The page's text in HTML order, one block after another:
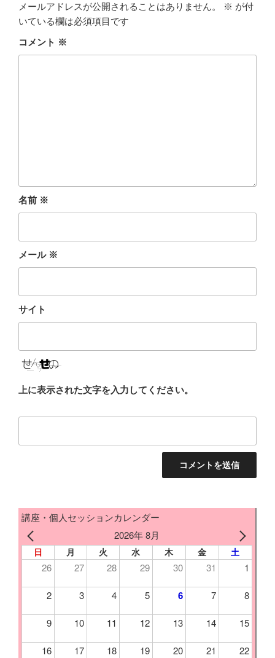
b
o
t
メールアドレスが公開されることはありません。 ※ が付
いている欄は必須項目です
コメント ※
名前 ※
メール ※
サイト
上に表示された文字を入力してください。
講座・個人セッションカレンダー
2026年 8月
日 月 火 水 木 金 土
26 27 28 29 30 31 1
2 3 4 5 6 7 8
9 10 11 12 13 14 15
16 17 18 19 20 21 22